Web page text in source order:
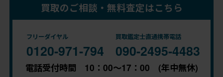
買取のご相談・無料査定はこちら
フリーダイヤル
0120-971-794
買取鑑定士直通携帯電話
090-2495-4483
電話受付時間 10：00～17：00 (年中無休)